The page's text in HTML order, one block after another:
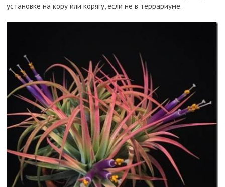
установке на кору или корягу, если не в террариуме.